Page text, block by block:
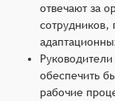
отвечают за
сотрудников,
обеспечить
рабочие